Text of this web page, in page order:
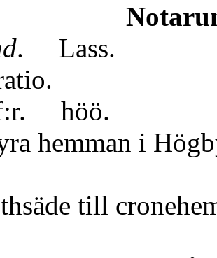
. Lass.
höö.
hemman i
till